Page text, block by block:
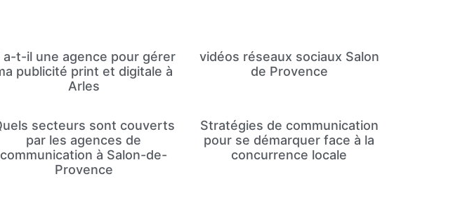
a-t-il une agence pour gérer
publicité print et digitale à
Arles
vidéos réseaux sociaux Salon
de Provence
secteurs sont couverts
par les agences de
communication à Salon-de-
Provence
Stratégies de communication
pour se démarquer face à la
concurrence locale